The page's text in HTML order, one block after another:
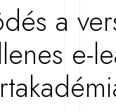
a
e-